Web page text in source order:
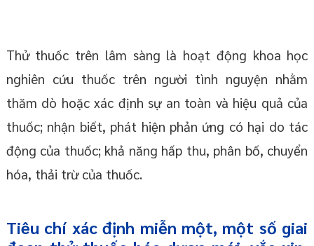
Thử thuốc trên lâm sàng là hoạt động khoa học
nghiên cứu thuốc trên người tình nguyện nhằm
thăm dò hoặc xác định sự an toàn và hiệu quả của
thuốc; nhận biết, phát hiện phản ứng có hại do tác
động của thuốc; khả năng hấp thu, phân bố, chuyển
hóa, thải trừ của thuốc.
Tiêu chí xác định miễn một, một số giai